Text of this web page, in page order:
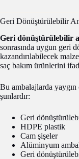
Geri Dönüştürülebilir
Geri dönüştürülebilir
sonrasında uygun geri
kazandırılabilecek
saç bakım ürünlerini
Bu ambalajlarda
şunlardır:
Geri
HDPE plastik
Cam şişeler
Alüminyum
Geri